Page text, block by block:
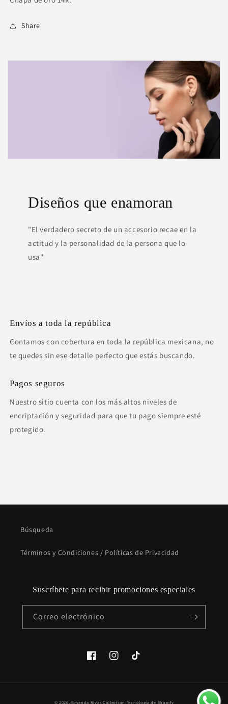
Share
Diseños que enamoran
"El verdadero secreto de un accesorio recae en la
actitud y la personalidad de la persona que lo
usa"
Envíos a toda la república
Contamos con cobertura en toda la república mexicana, no
te quedes sin ese detalle perfecto que estás buscando.
Pagos seguros
Nuestro sitio cuenta con los más altos niveles de
encriptación y seguridad para que tu pago siempre esté
protegido.
Búsqueda
Términos y Condiciones / Políticas de Privacidad
Suscríbete para recibir promociones especiales
Correo electrónico
FacebookInstagramTikTok
© 2026,Bryanda Rivas Collection Tecnología de Shopify